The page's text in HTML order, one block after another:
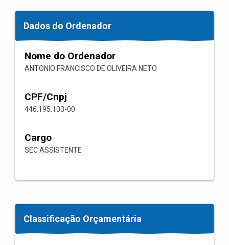
Dados do Ordenador
Nome do Ordenador
ANTONIO FRANCISCO DE OLIVEIRA NETO
CPF/Cnpj
446.195.103-00
Cargo
SEC ASSISTENTE
Classificação Orçamentária